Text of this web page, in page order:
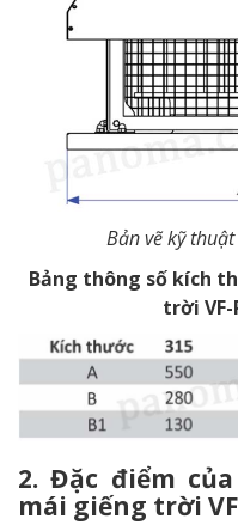
Bản vẽ kỹ
Bảng thông số kích
trời
2. Đặc điểm
mái giếng trời